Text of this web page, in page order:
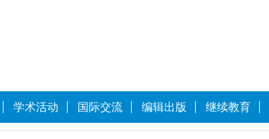
学术活动 国际交流 编辑出版 继续教育